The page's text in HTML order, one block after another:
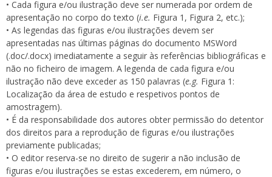
• Cada figura e/ou ilustração deve ser numerada por ordem de
apresentação no corpo do texto (i.e. Figura 1, Figura 2, etc.);
• As legendas das figuras e/ou ilustrações devem ser
apresentadas nas últimas páginas do documento MSWord
(.doc/.docx) imediatamente a seguir às referências bibliográficas e
não no ficheiro de imagem. A legenda de cada figura e/ou
ilustração não deve exceder as 150 palavras (e.g. Figura 1:
Localização da área de estudo e respetivos pontos de
amostragem).
• É da responsabilidade dos autores obter permissão do detentor
dos direitos para a reprodução de figuras e/ou ilustrações
previamente publicadas;
• O editor reserva-se no direito de sugerir a não inclusão de
figuras e/ou ilustrações se estas excederem, em número, o